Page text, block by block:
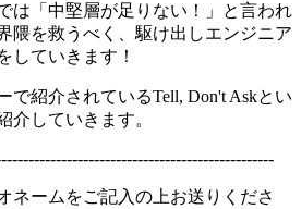
は「中堅層が足りない！」と言われ
隈を救うべく、駆け出しエンジニア
していきます！
で紹介されているTell, Don't Askとい
介していきます。
ネームをご記入の上お送りくださ